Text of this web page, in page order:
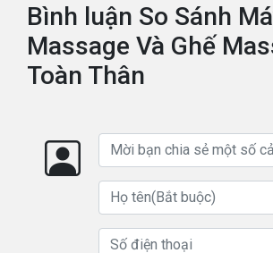
Bình luận So Sánh
Massage Và Ghế
Toàn Thân